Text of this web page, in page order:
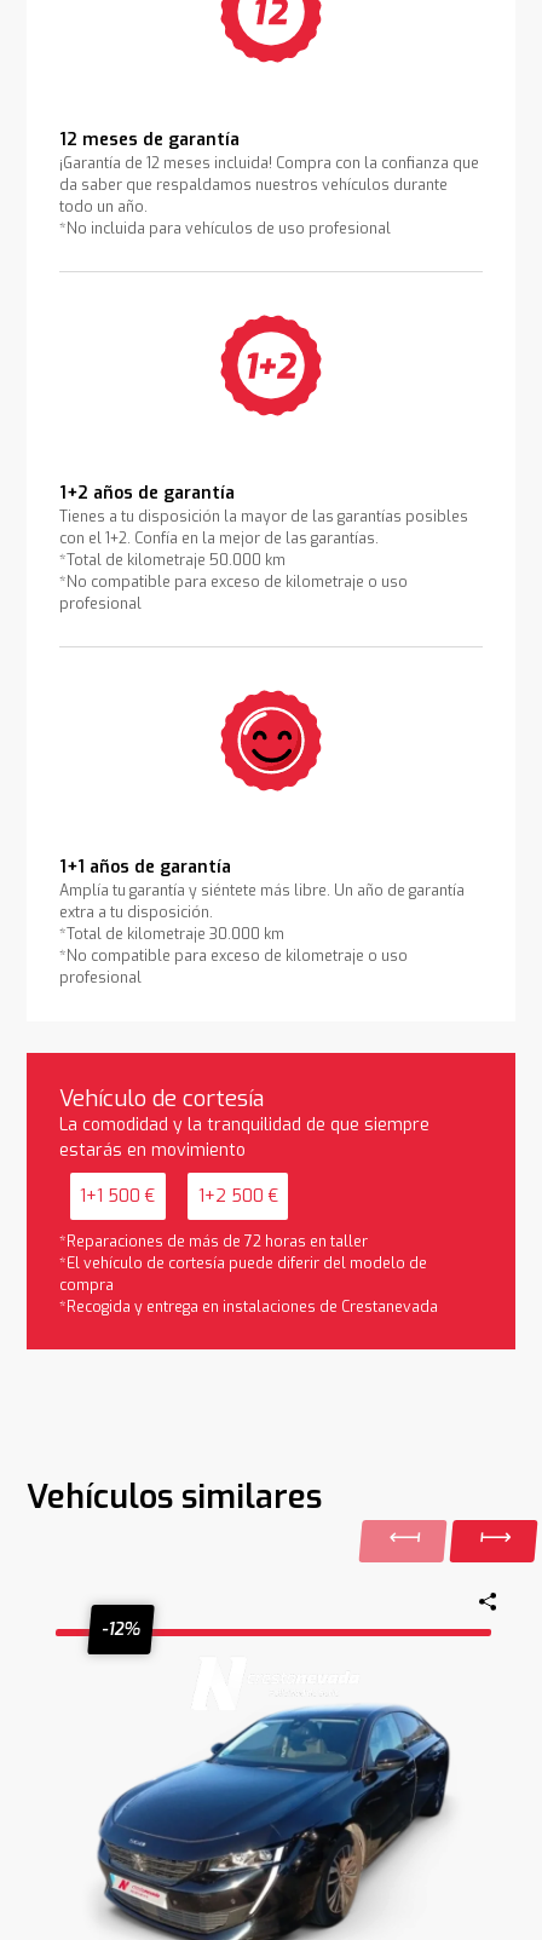
12 meses de garantía
¡Garantía de 12 meses incluida! Compra con la confianza que
da saber que respaldamos nuestros vehículos durante
todo un año.
*No incluida para vehículos de uso profesional
1+2 años de garantía
Tienes a tu disposición la mayor de las garantías posibles
con el 1+2. Confía en la mejor de las garantías.
*Total de kilometraje 50.000 km
*No compatible para exceso de kilometraje o uso
profesional
1+1 años de garantía
Amplía tu garantía y siéntete más libre. Un año de garantía
extra a tu disposición.
*Total de kilometraje 30.000 km
*No compatible para exceso de kilometraje o uso
profesional
Vehículo de cortesía
La comodidad y la tranquilidad de que siempre
estarás en movimiento
1+1 500 € 1+2 500 €
*Reparaciones de más de 72 horas en taller
*El vehículo de cortesía puede diferir del modelo de
compra
*Recogida y entrega en instalaciones de Crestanevada
Vehículos similares
-12%